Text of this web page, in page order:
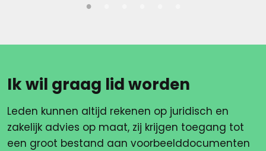
Ik wil graag lid worden
Leden kunnen altijd rekenen op juridisch en
zakelijk advies op maat, zij krijgen toegang tot
een groot bestand aan voorbeelddocumenten